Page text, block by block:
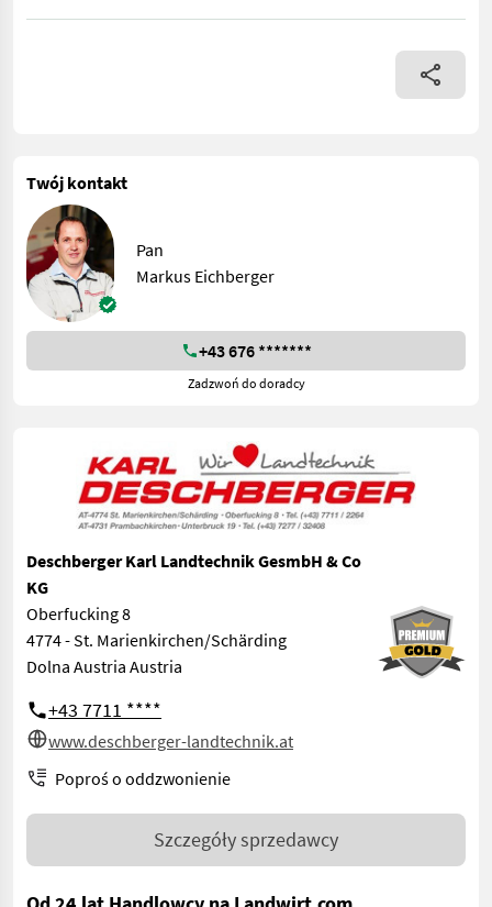
Amazone Cayros XMS 4-950 Vario Volldrehpflug 4-scharig mit
Twój kontakt
Pan
Markus Eichberger
+43 676 *******
Zadzwoń do doradcy
Deschberger Karl Landtechnik GesmbH & Co
KG
Oberfucking 8
4774 - St. Marienkirchen/Schärding
Dolna Austria Austria
+43 7711 ****
www.deschberger-landtechnik.at
Poproś o oddzwonienie
Szczegóły sprzedawcy